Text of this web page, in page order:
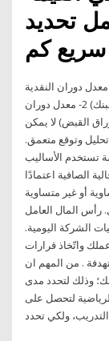
تحديد
كم
معدل دوران رأس المال العامل إلى : 1- معدل دوران النقدية
= صافي المبيعات ÷ )النقدية + الحساب الجاري في البنك) 2- معدل دوران
القبض) لا يمكن
وتوقع متعمق.
تستخدم الأساليب
الصافية اعتمادًا
أو غير متساوية
رأس المال العامل
الشركة اليومية.
واتّخاذ قرارات
. من المهم ان
وذلك لتحدد مدى
لتحصل على
ولكي تحدد